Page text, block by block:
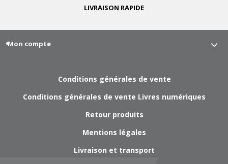
LIVRAISON RAPIDE
Mon compte
Conditions générales de vente
Conditions générales de vente Livres numériques
Retour produits
Mentions légales
Livraison et transport